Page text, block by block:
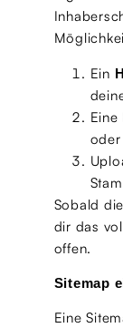
Ein
Sobald
dir das
offen.
Sitemap
Eine